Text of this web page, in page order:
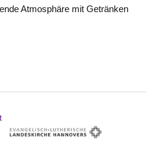
Atmosphäre mit Getränken